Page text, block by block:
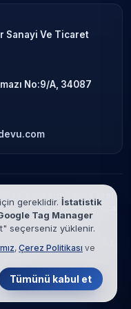
Sanayi Ve Ticaret
No:9/A, 34087
sona ermiş veya özel
Marka adları yalnızca
bulunmamaktadır.
Sanayi Ve Ticaret Limited
gereklidir. İstatistik
Tag Manager
seçerseniz yüklenir.
, Çerez Politikası ve
Tümünü kabul et